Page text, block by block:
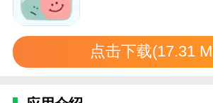
点击下载(17.31